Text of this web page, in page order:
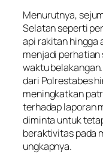
Menurutnya,
Selatan seperti
api rakitan hingga
menjadi
waktu
dari Polrestabes
meningkatkan
terhadap laporan
diminta untuk
beraktivitas pada
ungkapnya.